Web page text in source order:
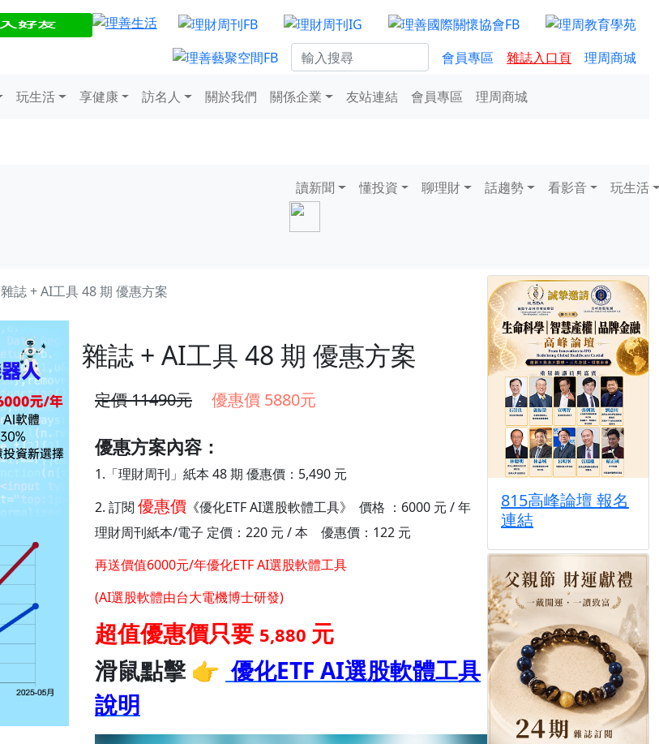
會員專區 雜誌入口頁 理周商城
玩生活 享健康 訪名人 關於我們 關係企業 友站連結 會員專區 理周商城
讀新聞 懂投資 聊理財 話趨勢 看影音 玩生活
雜誌 + AI工具 48 期 優惠方案
雜誌 + AI工具 48 期 優惠方案
定價 11490元 優惠價 5880元
優惠方案內容：
1.「理財周刊」紙本 48 期 優惠價：5,490 元
2. 訂閱 優惠價 《優化ETF AI選股軟體工具》 價格 ：6000 元 / 年
理財周刊紙本/電子 定價：220 元 / 本 優惠價：122 元
再送價值6000元/年優化ETF AI選股軟體工具
(AI選股軟體由台大電機博士研發)
超值優惠價只要 5,880 元
滑鼠點擊 👉 優化ETF AI選股軟體工具
說明
815高峰論壇 報名
連結